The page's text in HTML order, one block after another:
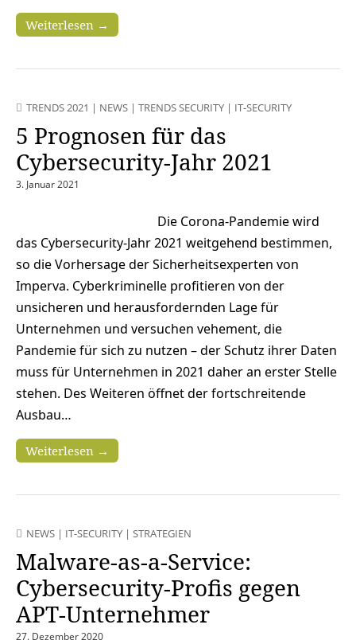
Weiterlesen →
TRENDS 2021 | NEWS | TRENDS SECURITY | IT-SECURITY
5 Prognosen für das
Cybersecurity-Jahr 2021
3. Januar 2021
Die Corona-Pandemie wird
das Cybersecurity-Jahr 2021 weitgehend bestimmen,
so die Vorhersage der Sicherheitsexperten von
Imperva. Cyberkriminelle profitieren von der
unsicheren und herausfordernden Lage für
Unternehmen und versuchen vehement, die
Pandemie für sich zu nutzen – der Schutz ihrer Daten
muss für Unternehmen in 2021 daher an erster Stelle
stehen. Des Weiteren öffnet der fortschreitende
Ausbau…
Weiterlesen →
NEWS | IT-SECURITY | STRATEGIEN
Malware-as-a-Service:
Cybersecurity-Profis gegen
APT-Unternehmer
27. Dezember 2020